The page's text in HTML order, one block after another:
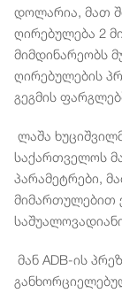
დოლარია, მათ
ღირებულება 2
მიმდინარეობს
ღირებულების
გეგმის
ლაშა
საქართველოს
პარამეტრები,
მიმართულებით
მან ADB-ის